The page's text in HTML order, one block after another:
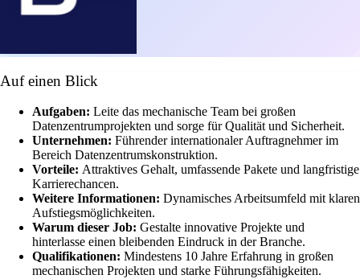
Auf einen Blick
Aufgaben: Leite das mechanische Team bei großen
Datenzentrumprojekten und sorge für Qualität und Sicherheit.
Unternehmen: Führender internationaler Auftragnehmer im
Bereich Datenzentrumskonstruktion.
Vorteile: Attraktives Gehalt, umfassende Pakete und langfristige
Karrierechancen.
Weitere Informationen: Dynamisches Arbeitsumfeld mit klaren
Aufstiegsmöglichkeiten.
Warum dieser Job: Gestalte innovative Projekte und
hinterlasse einen bleibenden Eindruck in der Branche.
Qualifikationen: Mindestens 10 Jahre Erfahrung in großen
mechanischen Projekten und starke Führungsfähigkeiten.